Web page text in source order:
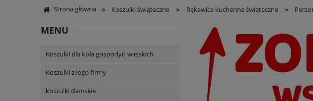
Strona główna » Koszulki świąteczne » Rękawice kuchenne świąteczne »
MENU
Koszulki dla koła gospodyń wiejskich
Koszulki z logo firmy
koszulki damskie